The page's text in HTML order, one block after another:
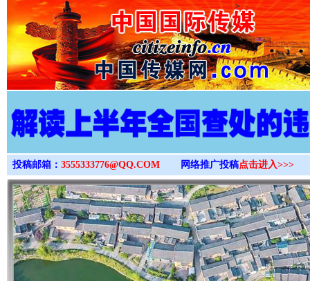
>
投稿邮箱： 3555333776@QQ.COM 网络推广投稿点击进入>>>